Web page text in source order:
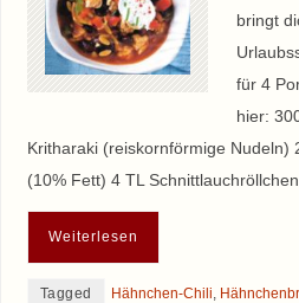
bringt
für 4
hier:
Kritharaki (reiskornförmige Nudeln)
(10% Fett) 4 TL
Weiterlesen
Tagged Hähnchen-Chili